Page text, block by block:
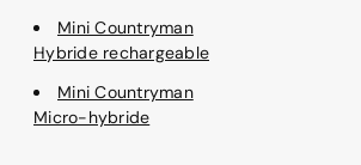
Mini Countryman
Hybride rechargeable
Mini Countryman
Micro-hybride